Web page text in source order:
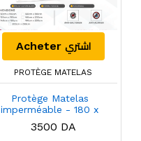
Acheter اشتري
PROTÈGE MATELAS
Protège Matelas
imperméable - 180 x
3500 DA